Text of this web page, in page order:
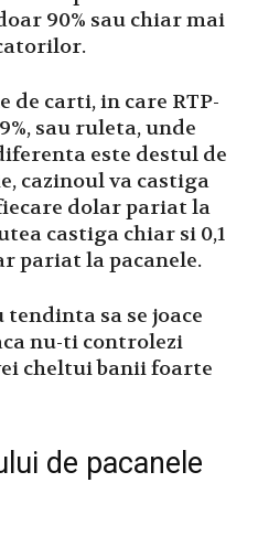
90% sau chiar mai
de carti, in care RTP-
sau ruleta, unde
este destul de
cazinoul va castiga
dolar pariat la
castiga chiar si 0,1
pariat la pacanele.
sa se joace
nu-ti controlezi
cheltui banii foarte
de pacanele